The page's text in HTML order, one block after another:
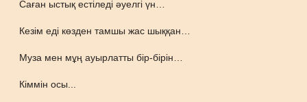
Саған ыстық естіледі әуелгі үн…
Кезім еді көзден тамшы жас шыққан…
Муза мен мұң ауырлатты бір-бірін…
Кіммін осы...